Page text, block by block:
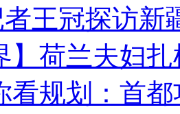
王冠探访新
】荷兰夫妇
看规划：首